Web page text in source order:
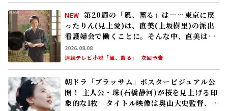
おすすめ記事
NEW
8/10(月)の「風、薫る」派出看護を軌
道に乗せようと懸命に働く直美(上坂樹里)。
そんな中、りん(見上愛)が新潟から帰ってく
る
2026.08.08
連続テレビ小説「風、薫る」 次回予告